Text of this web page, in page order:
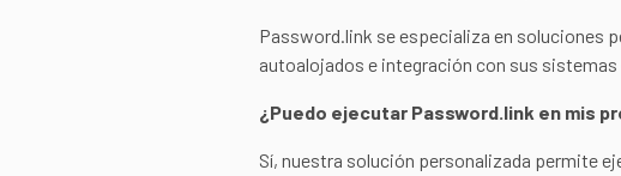
Password.link se especializa en soluciones
autoalojados e integración con sus
¿Puedo ejecutar Password.link en mis
Sí, nuestra solución personalizada permite